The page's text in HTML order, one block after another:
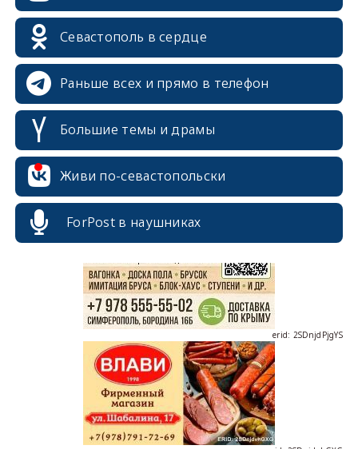
Севастополь в сердце
Раньше всех и прямо в телефон
Большие темы и драмы
Живи по-севастопольски
ForPost в наушниках
erid: 2SDnjdvhGXG